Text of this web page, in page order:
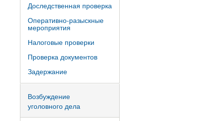
Доследственная проверка
Оперативно-разыскные
мероприятия
Налоговые проверки
Проверка документов
Задержание
Возбуждение
уголовного дела